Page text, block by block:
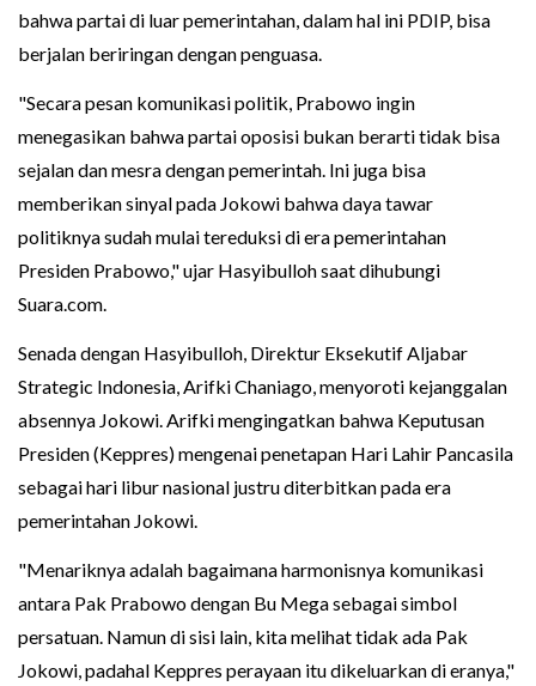
bahwa partai di luar pemerintahan, dalam hal ini PDIP, bisa
berjalan beriringan dengan penguasa.
"Secara pesan komunikasi politik, Prabowo ingin
menegasikan bahwa partai oposisi bukan berarti tidak bisa
sejalan dan mesra dengan pemerintah. Ini juga bisa
memberikan sinyal pada Jokowi bahwa daya tawar
politiknya sudah mulai tereduksi di era pemerintahan
Presiden Prabowo," ujar Hasyibulloh saat dihubungi
Suara.com.
Senada dengan Hasyibulloh, Direktur Eksekutif Aljabar
Strategic Indonesia, Arifki Chaniago, menyoroti kejanggalan
absennya Jokowi. Arifki mengingatkan bahwa Keputusan
Presiden (Keppres) mengenai penetapan Hari Lahir Pancasila
sebagai hari libur nasional justru diterbitkan pada era
pemerintahan Jokowi.
"Menariknya adalah bagaimana harmonisnya komunikasi
antara Pak Prabowo dengan Bu Mega sebagai simbol
persatuan. Namun di sisi lain, kita melihat tidak ada Pak
Jokowi, padahal Keppres perayaan itu dikeluarkan di eranya,"